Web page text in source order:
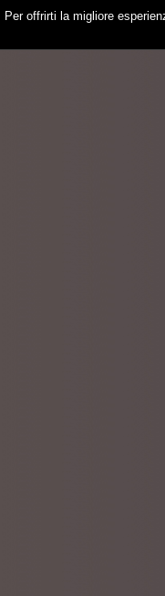
Per offrirti la migliore